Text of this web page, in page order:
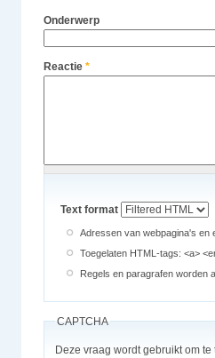
Onderwerp
Reactie *
Text format
Adressen van webpagina's en
Toegelaten HTML-tags: <a>
Regels en paragrafen worden
CAPTCHA
Deze vraag wordt gebruikt om